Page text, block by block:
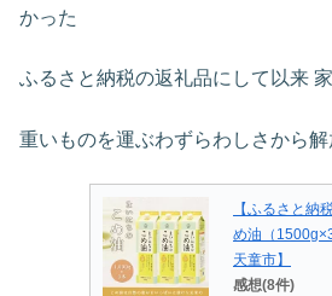
かった
ふるさと納税の返礼品にして以来
重いものを運ぶわずらわしさから
【ふるさと納
め油（
天童市】
感想(8件)